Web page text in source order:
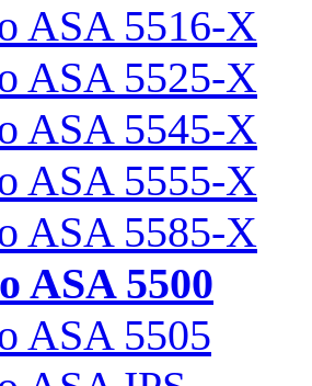
ASA 5516-X
ASA 5525-X
ASA 5545-X
ASA 5555-X
ASA 5585-X
ASA 5500
ASA 5505